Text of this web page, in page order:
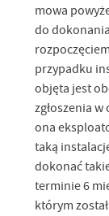
mowa
do
przypadku
objęta jest
zgłoszenia
ona
taką
dokonać
terminie 6
którym